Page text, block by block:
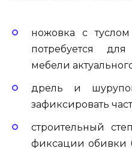
ножовка с
потребуется
мебели
дрель и
зафиксировать
строительный
фиксации обивки